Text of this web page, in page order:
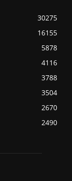
30275
16155
5878
4116
3788
3504
2670
2490